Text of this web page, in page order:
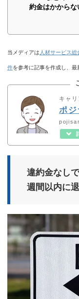
約金はかからな
当メディアは 人材サービス総
件を参考に記事を作成し、最
キャ
ポジ
違約金なし
週間以内に退